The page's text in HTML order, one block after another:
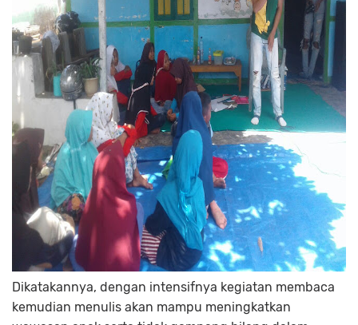
Dikatakannya, dengan intensifnya kegiatan membaca
kemudian menulis akan mampu meningkatkan